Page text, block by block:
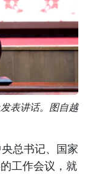
表讲话。图自越
总书记、国家
工作会议，就